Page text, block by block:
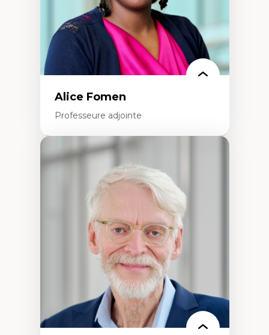
Théorie des droits de la personne
La pensée politique d’Hannah Arendt
La pensée politique à l’ère numérique
Justice internationale et normes
internationales
Alice Fomen
Professeure adjointe
Expertises
Acceptabilité, acceptation et adoption des
technologies
Technologies d'apprentissage innovantes
Insertion professionnelle du nouveau
personnel enseignant
Construction identitaire en milieu
minoritaire francophone
Technologies éducatives pour la formation
continue